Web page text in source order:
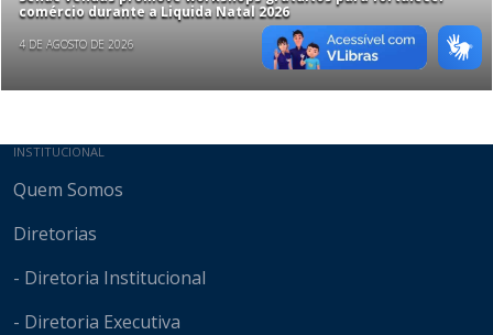
comércio durante a Liquida Natal 2026
4 DE AGOSTO DE 2026
Mapa do site
INSTITUCIONAL
Quem Somos
Diretorias
- Diretoria Institucional
- Diretoria Executiva